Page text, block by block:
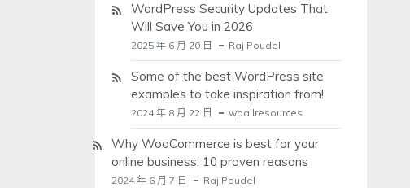
WordPress Security Updates That
Will Save You in 2026
2025 年 6 月 20 日 Raj Poudel
Some of the best WordPress site
examples to take inspiration from!
2024 年 8 月 22 日 wpallresources
Why WooCommerce is best for your
online business: 10 proven reasons
2024 年 6 月 7 日 Raj Poudel